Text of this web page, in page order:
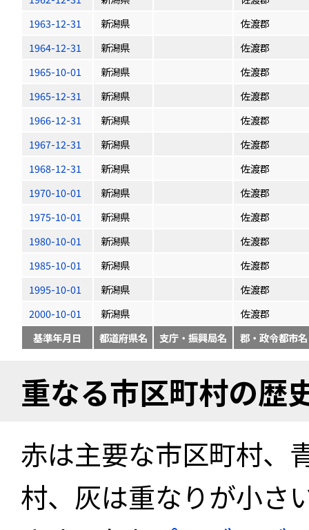
1963-12-31
新潟県
佐渡郡
1964-12-31
新潟県
佐渡郡
1965-10-01
新潟県
佐渡郡
1965-12-31
新潟県
佐渡郡
1966-12-31
新潟県
佐渡郡
1967-12-31
新潟県
佐渡郡
1968-12-31
新潟県
佐渡郡
1970-10-01
新潟県
佐渡郡
1975-10-01
新潟県
佐渡郡
1980-10-01
新潟県
佐渡郡
1985-10-01
新潟県
佐渡郡
1995-10-01
新潟県
佐渡郡
2000-10-01
新潟県
佐渡郡
基準年月日
都道府県名 支庁・振興局名 郡・政令都市名
重なる市区町村の歴
赤は主要な市区町村、
村、灰は重なりが小さ